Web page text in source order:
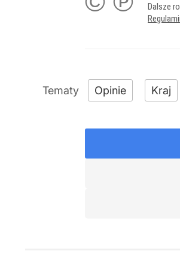
Dalsze
Opinie Kraj